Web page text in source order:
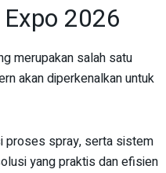
2026
merupakan salah satu
akan diperkenalkan untuk
proses spray, serta sistem
yang praktis dan efisien